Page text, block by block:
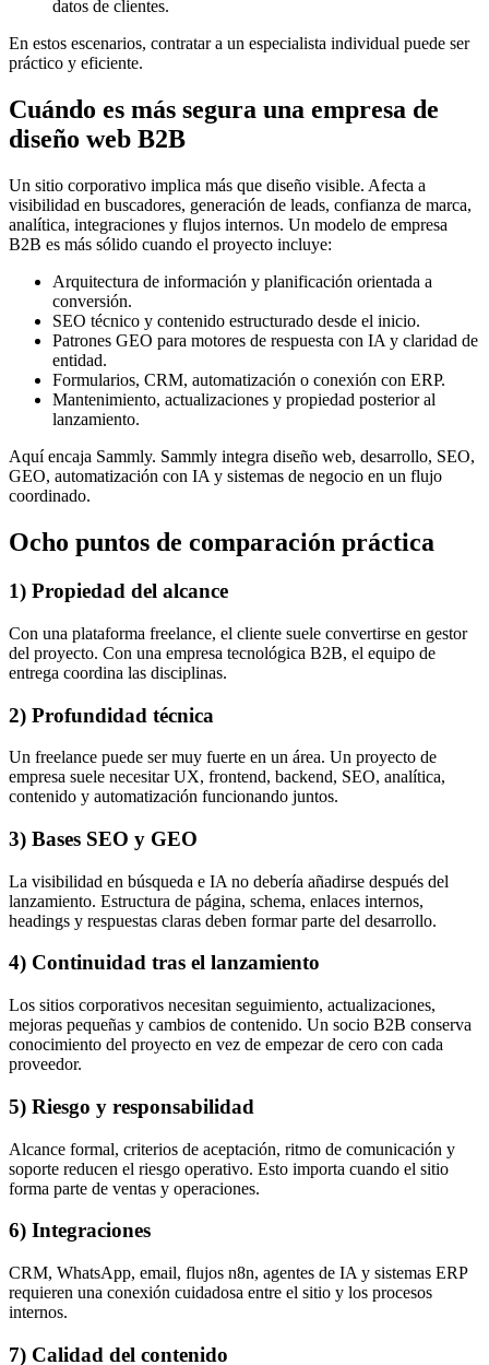
datos de clientes.
En estos escenarios, contratar a un especialista individual puede ser
práctico y eficiente.
Cuándo es más segura una empresa de
diseño web B2B
Un sitio corporativo implica más que diseño visible. Afecta a
visibilidad en buscadores, generación de leads, confianza de marca,
analítica, integraciones y flujos internos. Un modelo de empresa
B2B es más sólido cuando el proyecto incluye:
Arquitectura de información y planificación orientada a
conversión.
SEO técnico y contenido estructurado desde el inicio.
Patrones GEO para motores de respuesta con IA y claridad de
entidad.
Formularios, CRM, automatización o conexión con ERP.
Mantenimiento, actualizaciones y propiedad posterior al
lanzamiento.
Aquí encaja Sammly. Sammly integra diseño web, desarrollo, SEO,
GEO, automatización con IA y sistemas de negocio en un flujo
coordinado.
Ocho puntos de comparación práctica
1) Propiedad del alcance
Con una plataforma freelance, el cliente suele convertirse en gestor
del proyecto. Con una empresa tecnológica B2B, el equipo de
entrega coordina las disciplinas.
2) Profundidad técnica
Un freelance puede ser muy fuerte en un área. Un proyecto de
empresa suele necesitar UX, frontend, backend, SEO, analítica,
contenido y automatización funcionando juntos.
3) Bases SEO y GEO
La visibilidad en búsqueda e IA no debería añadirse después del
lanzamiento. Estructura de página, schema, enlaces internos,
headings y respuestas claras deben formar parte del desarrollo.
4) Continuidad tras el lanzamiento
Los sitios corporativos necesitan seguimiento, actualizaciones,
mejoras pequeñas y cambios de contenido. Un socio B2B conserva
conocimiento del proyecto en vez de empezar de cero con cada
proveedor.
5) Riesgo y responsabilidad
Alcance formal, criterios de aceptación, ritmo de comunicación y
soporte reducen el riesgo operativo. Esto importa cuando el sitio
forma parte de ventas y operaciones.
6) Integraciones
CRM, WhatsApp, email, flujos n8n, agentes de IA y sistemas ERP
requieren una conexión cuidadosa entre el sitio y los procesos
internos.
7) Calidad del contenido